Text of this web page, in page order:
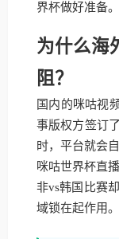
界杯做好准备。
为什么海
阻？
国内的咪咕视
事版权方签订
时，平台就会
咪咕世界杯直
非vs韩国比赛
域锁在起作用。